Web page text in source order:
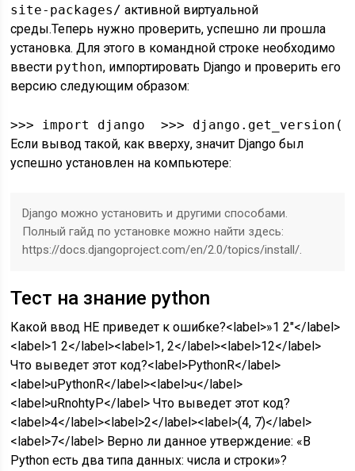
site-packages/ активной виртуальной
среды.Теперь нужно проверить, успешно ли прошла
установка. Для этого в командной строке необходимо
ввести python, импортировать Django и проверить его
версию следующим образом:
>>> import django >>> django . get_version (
Если вывод такой, как вверху, значит Django был
успешно установлен на компьютере:
Django можно установить и другими способами.
Полный гайд по установке можно найти здесь:
https://docs.djangoproject.com/en/2.0/topics/install/.
Тест на знание python
Какой ввод НЕ приведет к ошибке?<label>»1 2″</label>
<label>1 2</label><label>1, 2</label><label>12</label>
Что выведет этот код?<label>PythonR</label>
<label>uPythonR</label><label>u</label>
<label>uRnohtyP</label> Что выведет этот код?
<label>4</label><label>2</label><label>(4, 7)</label>
<label>7</label> Верно ли данное утверждение: «В
Python есть два типа данных: числа и строки»?